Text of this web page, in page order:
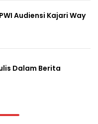
Audiensi Kajari Way
Dalam Berita